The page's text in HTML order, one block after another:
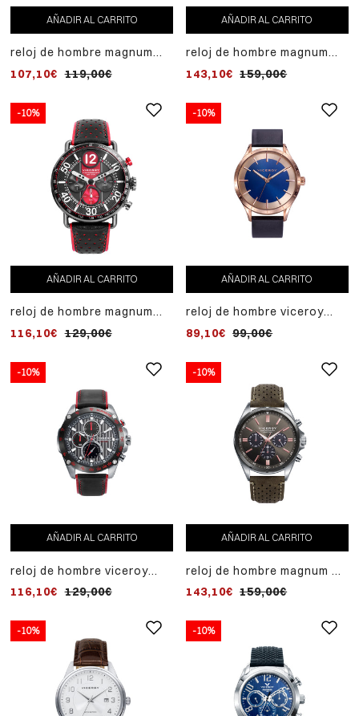
AÑADIR AL CARRITO
reloj de hombre magnum
correa de piel negra
107,10€ 119,00€
AÑADIR AL CARRITO
reloj de hombre magnum
de piel negra
143,10€ 159,00€
-10%
AÑADIR AL CARRITO
reloj de hombre magnum
correa de piel
116,10€ 129,00€
-10%
AÑADIR AL CARRITO
reloj de hombre viceroy
marrón
89,10€ 99,00€
-10%
AÑADIR AL CARRITO
reloj de hombre viceroy
correa de piel
116,10€ 129,00€
-10%
AÑADIR AL CARRITO
reloj de hombre magnum de
correa de piel
143,10€ 159,00€
-10% -10%